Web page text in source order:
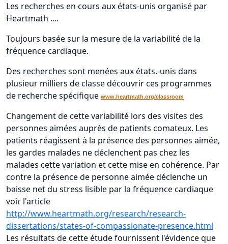
Les recherches en cours aux états-unis organisé par
Heartmath ....
Toujours basée sur la mesure de la variabilité de la
fréquence cardiaque.
Des recherches sont menées aux états.-unis dans
plusieur milliers de classe découvrir ces programmes
de recherche spécifique www.heartmath.org/classroom
Changement de cette variabilité lors des visites des
personnes aimées auprès de patients comateux. Les
patients réagissent à la présence des personnes aimée,
les gardes malades ne déclenchent pas chez les
malades cette variation et cette mise en cohérence. Par
contre la présence de personne aimée déclenche un
baisse net du stress lisible par la fréquence cardiaque
voir l'article
http://www.heartmath.org/research/research-
dissertations/states-of-compassionate-presence.html
Les résultats de cette étude fournissent l'évidence que